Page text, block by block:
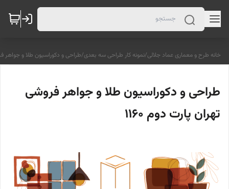
خانه طرح و معماری عماد جلالی/نمونه کار طراحی سه بعدی/طراحی و دکوراسیون طلا و جواهر
طراحی و دکوراسیون طلا و جواهر فروشی
تهران پارت دوم 1160